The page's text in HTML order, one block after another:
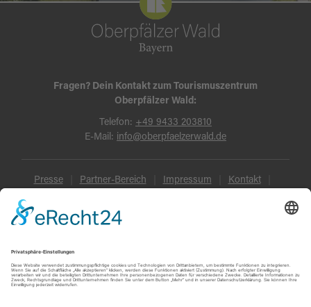
Fragen? Dein Kontakt zum Tourismuszentrum
Oberpfälzer Wald:
Telefon: +49 9433 203810
E-Mail: info@oberpfaelzerwald.de
Presse Partner-Bereich Impressum Kontakt
Datenschutz